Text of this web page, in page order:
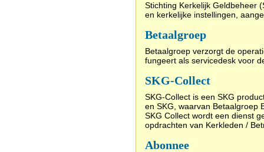
Stichting Kerkelijk Geldbeheer
en kerkelijke instellingen,
Betaalgroep
Betaalgroep verzorgt de
fungeert als servicedesk voor
SKG-Collect
SKG-Collect is een SKG
en SKG, waarvan Betaalgroep
SKG Collect wordt een dienst
opdrachten van Kerkleden /
Abonnee